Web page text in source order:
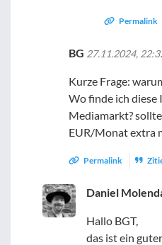
Permalink
BG 27.11.2024,
Kurze Frage:
Wo finde ich
Mediamarkt?
EUR/Monat extra
Permalink
Daniel
Hallo BGT,
das ist ein